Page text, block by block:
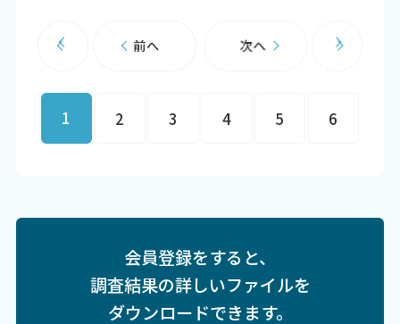
前へ
1 2 3 4 5 6
次へ
会員登録をすると、
調査結果の詳しいファイルを
ダウンロードできます。